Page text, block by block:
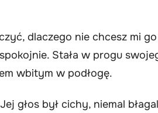
dlaczego nie chcesz mi
Stała w progu
wbitym w podłogę.
głos był cichy, niemal